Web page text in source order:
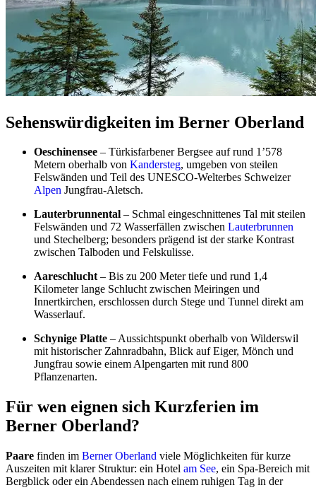
Sehenswürdigkeiten im Berner Oberland
Oeschinensee – Türkisfarbener Bergsee auf rund 1’578
Metern oberhalb von Kandersteg, umgeben von steilen
Felswänden und Teil des UNESCO-Welterbes Schweizer
Alpen Jungfrau-Aletsch.
Lauterbrunnental – Schmal eingeschnittenes Tal mit steilen
Felswänden und 72 Wasserfällen zwischen Lauterbrunnen
und Stechelberg; besonders prägend ist der starke Kontrast
zwischen Talboden und Felskulisse.
Aareschlucht– Bis zu 200 Meter tiefe und rund 1,4
Kilometer lange Schlucht zwischen Meiringen und
Innertkirchen, erschlossen durch Stege und Tunnel direkt am
Wasserlauf.
Schynige Platte – Aussichtspunkt oberhalb von Wilderswil
mit historischer Zahnradbahn, Blick auf Eiger, Mönch und
Jungfrau sowie einem Alpengarten mit rund 800
Pflanzenarten.
Für wen eignen sich Kurzferien im
Berner Oberland?
Paare finden im Berner Oberland viele Möglichkeiten für kurze
Auszeiten mit klarer Struktur: ein Hotel am See, ein Spa-Bereich mit
Bergblick oder ein Abendessen nach einem ruhigen Tag in der